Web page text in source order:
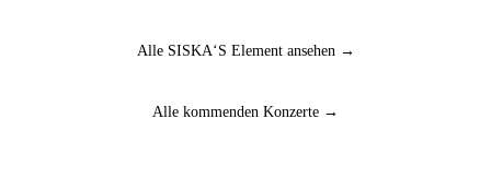
Alle SISKA‘S Element ansehen →
Alle kommenden Konzerte →